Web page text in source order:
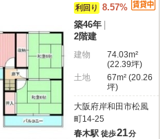
利回り
8.57%
築46年
2階建
建物
74.03m²
(22.39坪)
土地
67m² (20.26
坪)
大阪府岸和田市松風
町14-25
春木駅 徒歩21分